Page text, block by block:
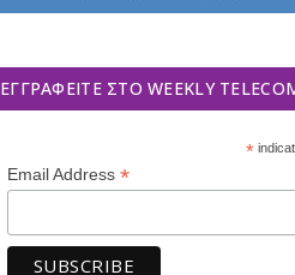
ΕΓΓΡΑΦΕΊΤΕ ΣΤΟ WEEKLY
*
Email Address *